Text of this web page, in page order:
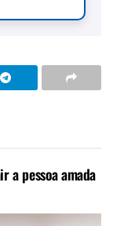
a pessoa amada